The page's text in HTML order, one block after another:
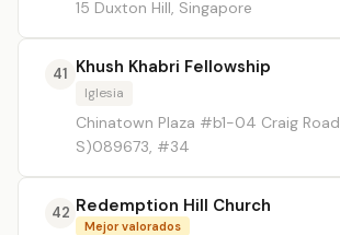
15 Duxton Hill, Singapore
41 Khush Khabri Fellowship
Iglesia
Chinatown Plaza #b1-04 Craig Road
S)089673, #34
42 Redemption Hill Church
Mejor valorados